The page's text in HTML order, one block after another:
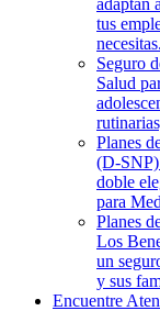
adaptan
tus
necesitas.
Seguro
Salud
Planes
(D-SNP)
doble
para
Planes
Los
un
y sus
Encuentre